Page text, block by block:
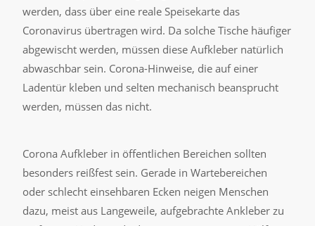
werden, dass über eine reale Speisekarte das
Coronavirus übertragen wird. Da solche Tische häufiger
abgewischt werden, müssen diese Aufkleber natürlich
abwaschbar sein. Corona-Hinweise, die auf einer
Ladentür kleben und selten mechanisch beansprucht
werden, müssen das nicht.
Corona Aufkleber in öffentlichen Bereichen sollten
besonders reißfest sein. Gerade in Wartebereichen
oder schlecht einsehbaren Ecken neigen Menschen
dazu, meist aus Langeweile, aufgebrachte Ankleber zu